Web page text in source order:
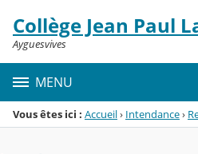
Menu de la rubrique
Contenu
Collège Jean Paul
Ayguesvives
MENU
Vous êtes ici : Accueil› Intendance›